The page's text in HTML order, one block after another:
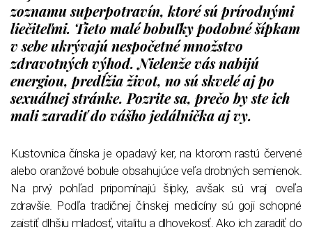
zoznamu superpotravín, ktoré sú prírodnými
liečiteľmi. Tieto malé bobuľky podobné šípkam
v sebe ukrývajú nespočetné množstvo
zdravotných výhod. Nielenže vás nabijú
energiou, predĺžia život, no sú skvelé aj po
sexuálnej stránke. Pozrite sa, prečo by ste ich
mali zaradiť do vášho jedálnička aj vy.
Kustovnica čínska je opadavý ker, na ktorom rastú červené
alebo oranžové bobule obsahujúce veľa drobných semienok.
Na prvý pohľad pripomínajú šípky, avšak sú vraj oveľa
zdravšie. Podľa tradičnej čínskej medicíny sú goji schopné
zaistiť dlhšiu mladosť, vitalitu a dlhovekosť. Ako ich zaradiť do